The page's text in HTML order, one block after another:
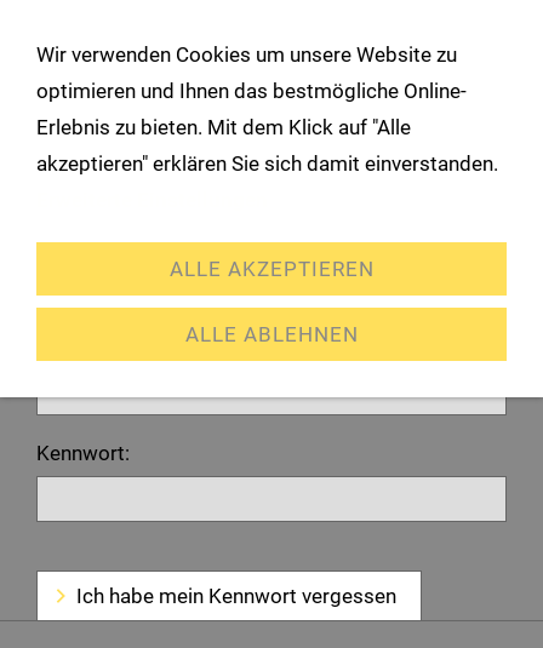
Navigation öffnen
Anmeldung
Bitte melden Sie sich mit Ihrem Kennwort an.
E-Mail oder Kundennummer:
Kennwort:
Ich habe mein Kennwort vergessen
Wir verwenden Cookies um unsere Website zu
optimieren und Ihnen das bestmögliche Online-
Erlebnis zu bieten. Mit dem Klick auf "Alle
akzeptieren" erklären Sie sich damit einverstanden.
ALLE AKZEPTIEREN
ALLE ABLEHNEN